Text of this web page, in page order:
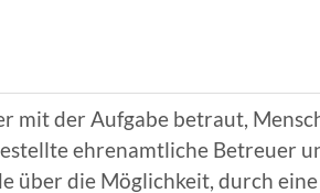
mit der Aufgabe betraut,
ehrenamtliche Betreuer
über die Möglichkeit, durch